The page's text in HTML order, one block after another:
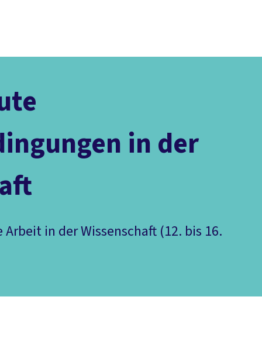
in der
in der Wissenschaft (12. bis 16.